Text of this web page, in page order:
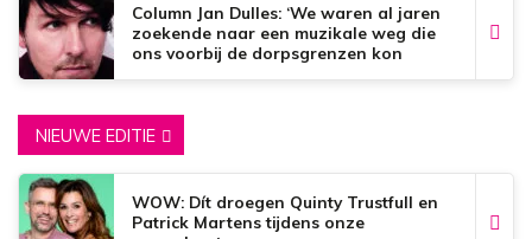
Column Jan Dulles: ‘We waren al jaren
zoekende naar een muzikale weg die
ons voorbij de dorpsgrenzen kon
NIEUWE EDITIE
WOW: Dít droegen Quinty Trustfull en
Patrick Martens tijdens onze